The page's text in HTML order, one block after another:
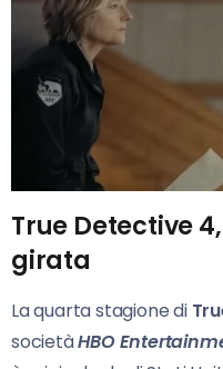
True Detective
girata
La quarta stagione di
societàHBO